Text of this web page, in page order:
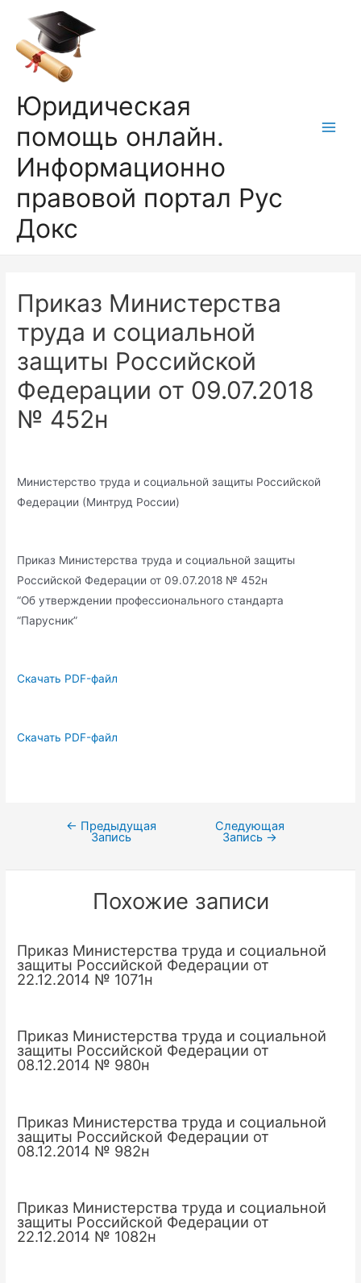
содержимому
Юридическая
помощь онлайн.
Информационно
правовой портал Рус
Докс
Приказ Министерства
труда и социальной
защиты Российской
Федерации от 09.07.2018
№ 452н
Министерство труда и социальной защиты Российской
Федерации (Минтруд России)
Приказ Министерства труда и социальной защиты
Российской Федерации от 09.07.2018 № 452н
“Об утверждении профессионального стандарта
“Парусник”
Скачать PDF-файл
Скачать PDF-файл
Навигация
записям
← Предыдущая
Запись
Следующая
Запись →
Похожие записи
Приказ Министерства труда и социальной
защиты Российской Федерации от
22.12.2014 № 1071н
Приказ Министерства труда и социальной
защиты Российской Федерации от
08.12.2014 № 980н
Приказ Министерства труда и социальной
защиты Российской Федерации от
08.12.2014 № 982н
Приказ Министерства труда и социальной
защиты Российской Федерации от
22.12.2014 № 1082н